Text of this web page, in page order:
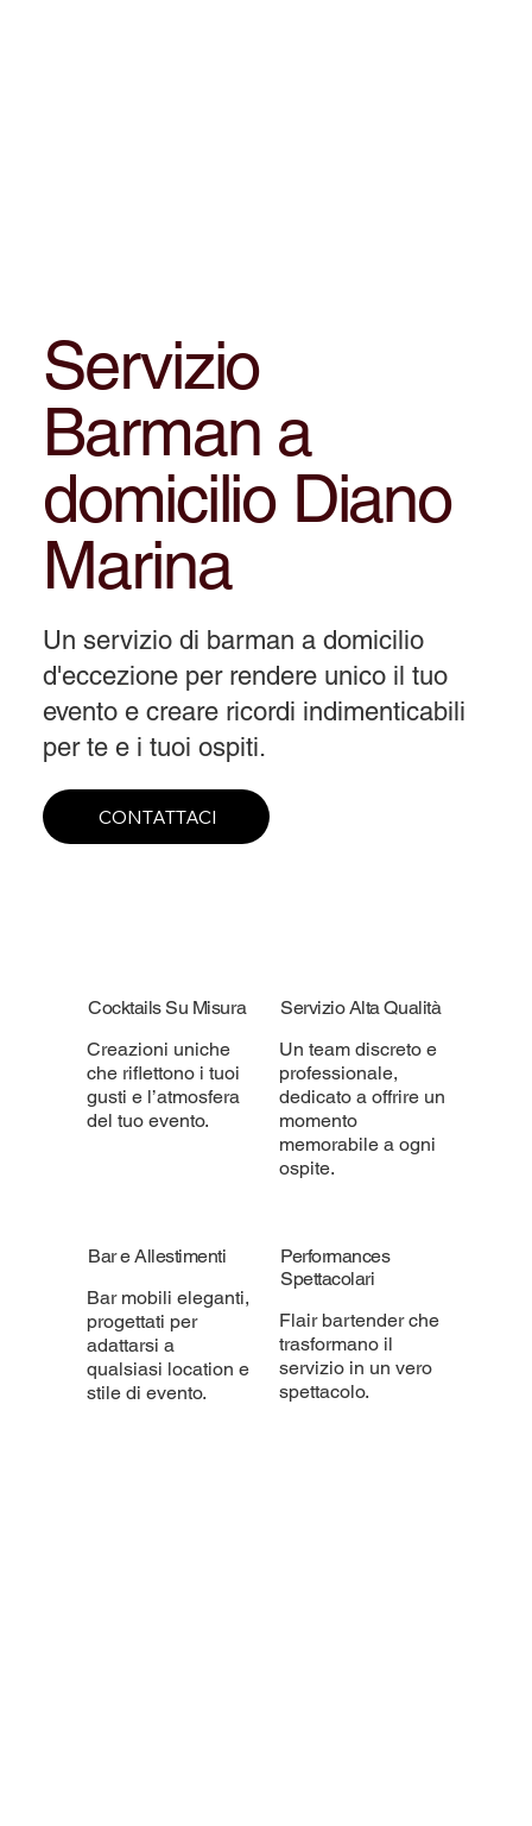
Servizio
Barman a
domicilio Diano
Marina
Un servizio di barman a domicilio
d'eccezione per rendere unico il tuo
evento e creare ricordi indimenticabili
per te e i tuoi ospiti.
CONTATTACI
Cocktails Su Misura
Creazioni uniche
che riflettono i tuoi
gusti e l’atmosfera
del tuo evento.
Servizio Alta Qualità
Un team discreto e
professionale,
dedicato a offrire un
momento
memorabile a ogni
ospite.
Bar e Allestimenti
Bar mobili eleganti,
progettati per
adattarsi a
qualsiasi location e
stile di evento.
Performances
Spettacolari
Flair bartender che
trasformano il
servizio in un vero
spettacolo.